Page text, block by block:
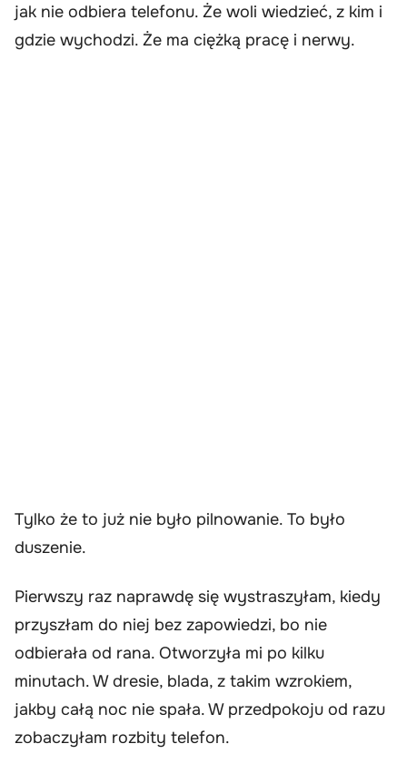
jak nie odbiera telefonu. Że woli wiedzieć, z kim i
gdzie wychodzi. Że ma ciężką pracę i nerwy.
Tylko że to już nie było pilnowanie. To było
duszenie.
Pierwszy raz naprawdę się wystraszyłam, kiedy
przyszłam do niej bez zapowiedzi, bo nie
odbierała od rana. Otworzyła mi po kilku
minutach. W dresie, blada, z takim wzrokiem,
jakby całą noc nie spała. W przedpokoju od razu
zobaczyłam rozbity telefon.